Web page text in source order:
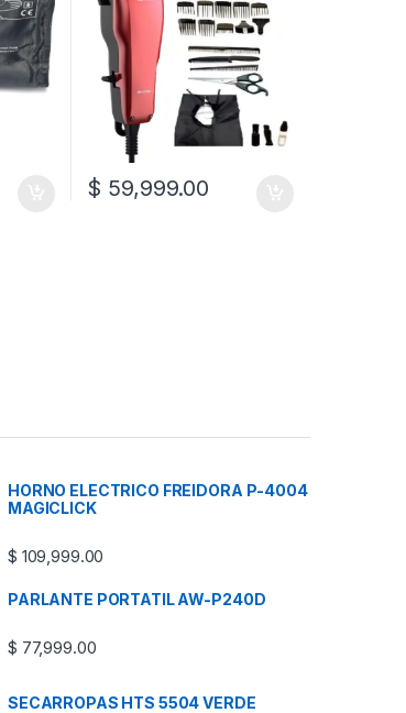
$ 59,999.00
HORNO ELECTRICO FREIDORA P-4004
MAGICLICK
$ 109,999.00
PARLANTE PORTATIL AW-P240D
$ 77,999.00
SECARROPAS HTS 5504 VERDE